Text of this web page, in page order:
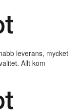
leverans, mycket
Allt kom